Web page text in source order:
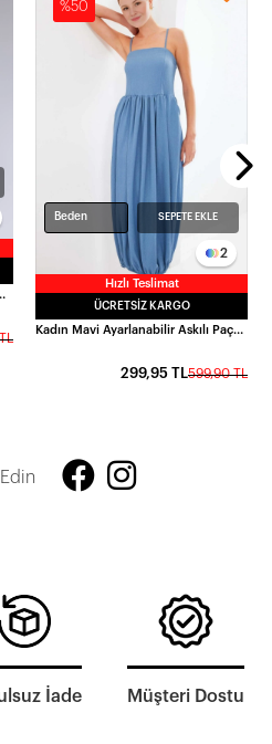
Mini Elbise HZL25S-FRY123071
%50
Hızlı Teslimat
2
Beden SEPETE EKLE
ÜCRETSIZ KARGO
Kadın Mavi Ayarlanabilir Askılı Paçası Lastikli Slopet Elbise HZL24S-BD124921
599,90 TL
299,95 TL
İade Müşteri Dostu